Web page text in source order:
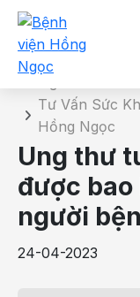
Chi tiết bài tư
Tư Vấn Sức
Hồng Ngọc
Ung thư
được bao
người
24-04-2023